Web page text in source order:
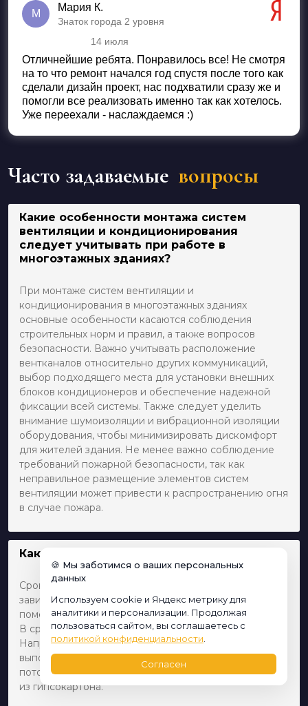
М
Мария К.
Знаток города 2 уровня
Оценка 5 из 5
14 июля
Отличнейшие ребята. Понравилось все! Не смотря
на то что ремонт начался год спустя после того как
сделали дизайн проект, нас подхватили сразу же и
помогли все реализовать именно так как хотелось.
Уже переехали - наслаждаемся :)
Часто задаваемые вопросы
Какие особенности монтажа систем
вентиляции и кондиционирования
следует учитывать при работе в
многоэтажных зданиях?
При монтаже систем вентиляции и
кондиционирования в многоэтажных зданиях
основные особенности касаются соблюдения
строительных норм и правил, а также вопросов
безопасности. Важно учитывать расположение
вентканалов относительно других коммуникаций,
выбор подходящего места для установки внешних
блоков кондиционеров и обеспечение надежной
фиксации всей системы. Также следует уделить
внимание шумоизоляции и вибрационной изоляции
оборудования, чтобы минимизировать дискомфорт
для жителей здания. Не менее важно соблюдение
требований пожарной безопасности, так как
неправильное размещение элементов систем
вентиляции может привести к распространению огня
в случае пожара.
Как долго длится ремонт потолка?
Сроки ремонта потолка могут варьироваться в
зависимости от ряда факторов, включая площадь
помещения, выбранное покрытие и сложность работ.
В среднем, отделка может занять от 2 до 5 дней.
Например, покраска или обычная штукатурка будет
выполнена быстрее, чем установка натяжного
потолка или сложные многоуровневые конструкции
из гипсокартона.
🍪 Мы заботимся о ваших персональных
данных
Используем cookie и Яндекс метрику для
аналитики и персонализации. Продолжая
пользоваться сайтом, вы соглашаетесь с
политикой конфиденциальности
Согласен